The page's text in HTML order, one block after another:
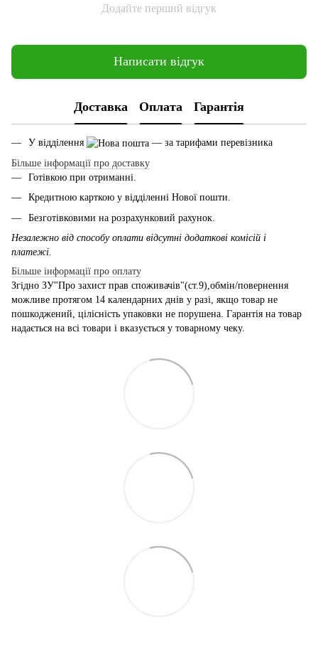
Додайте перший відгук
Написати відгук
Доставка Оплата Гарантія
У відділення
— за тарифами перевізника
Більше інформації про доставку
Готівкою при отриманні.
Кредитною карткою у відділенні Нової пошти.
Безготівковими на розрахунковий рахунок.
Незалежно від способу оплати відсутні додаткові комісій і
платежі.
Більше інформації про оплату
Згідно ЗУ"Про захист прав споживачів"(ст.9),обмін/повернення
можливе протягом 14 календарних днів у разі, якщо товар не
пошкоджений, цілісність упаковки не порушена. Гарантія на товар
надається на всі товари і вказується у товарному чеку.